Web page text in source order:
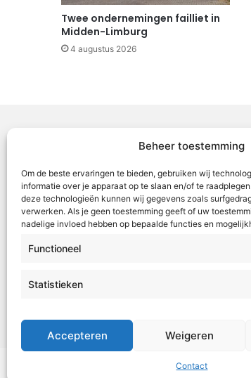
Beheer toestemming
Om de beste ervaringen te bieden, gebruiken wij
informatie over je apparaat op te slaan en/of te
deze technologieën kunnen wij gegevens zoals
verwerken. Als je geen toestemming geeft of uw
nadelige invloed hebben op bepaalde functies en
Functioneel
Statistieken
Accepteren Weigeren
Contact
Twee ondernemingen failliet in
Midden-Limburg
4 augustus 2026